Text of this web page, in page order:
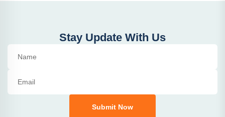
Stay Update With Us
Submit Now